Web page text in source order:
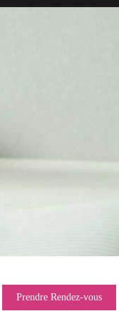
Prendre Rendez-vous